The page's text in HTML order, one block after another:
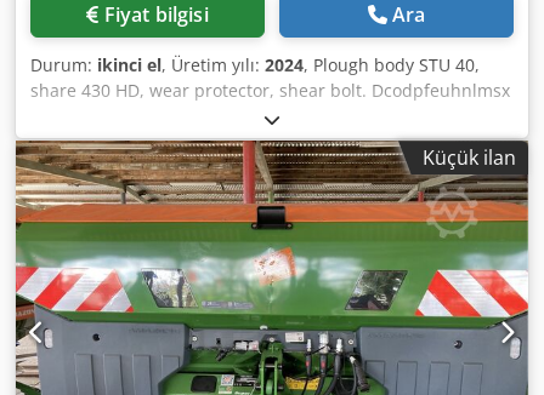
Fiyat bilgisi Ara
Durum: ikinci el, Üretim yılı: 2024, Plough body STU 40,
share 430 HD, wear protector, shear bolt. Dcodpfeuhnlmsx
Küçük ilan